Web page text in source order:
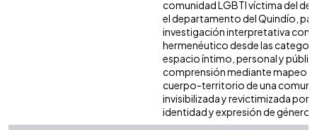
comunidad LGBTI víctima del
el departamento del Quindío,
investigación interpretativa con
hermenéutico desde las
espacio íntimo, personal y
comprensión mediante mapeo
cuerpo-territorio de una
invisibilizada y revictimizada por
identidad y expresión de género.